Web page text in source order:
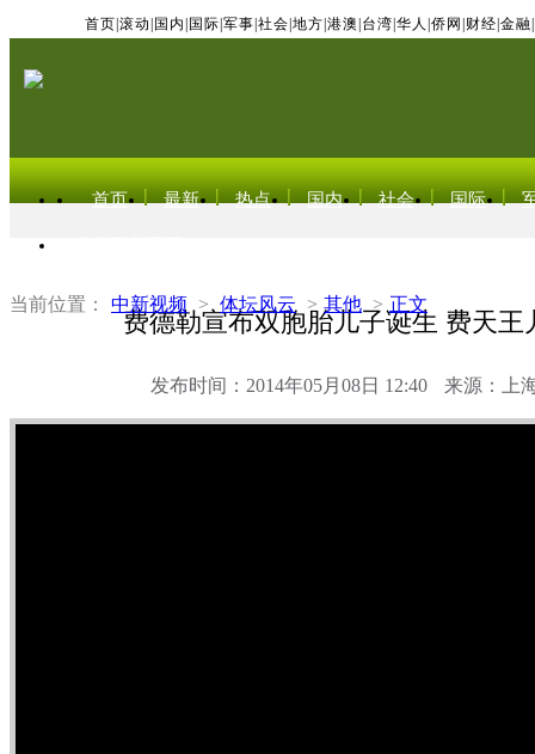
首页 滚动 国内 国际 军事 社会 地方 港澳 台湾 华人 侨网 财经 金融
首页 最新 热点 国内 社会 国际
当前位置： 中新视频 > 体坛风云 > 其他 > 正文
费德勒宣布双胞胎儿子诞生 费天王
发布时间：2014年05月08日 12:40 来源：上